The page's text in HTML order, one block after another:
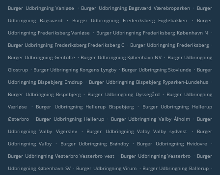
Burger Udbringning Vanløse
. Burger Udbringning Bagsværd Værebroparken . Burger
Udbringning Bagsværd
. Burger Udbringning Frederiksberg Fuglebakken .
Burger
Udbringning Frederiksberg Vanløse . Burger Udbringning Frederiksberg København N .
Burger Udbringning Frederiksberg Frederiksberg C . Burger Udbringning Frederiksberg .
Burger Udbringning Gentofte . Burger Udbringning København NV . Burger Udbringning
Glostrup . Burger Udbringning Kongens Lyngby . Burger Udbringning Skovlunde . Burger
Udbringning Bispebjerg Emdrup . Burger Udbringning Bispebjerg Ryparken-Lundehus .
Burger Udbringning Bispebjerg . Burger Udbringning Dyssegård . Burger Udbringning
Værløse
. Burger Udbringning Hellerup Bispebjerg .
Burger Udbringning Hellerup
Østerbro . Burger Udbringning Hellerup . Burger Udbringning Valby Ålholm . Burger
Udbringning Valby Vigerslev
. Burger Udbringning Valby Valby sydvest .
Burger
Udbringning Valby
. Burger Udbringning Brøndby . Burger Udbringning Hvidovre
.
Burger Udbringning Vesterbro Vesterbro vest . Burger Udbringning Vesterbro . Burger
Udbringning København SV . Burger Udbringning Virum . Burger Udbringning Ballerup .